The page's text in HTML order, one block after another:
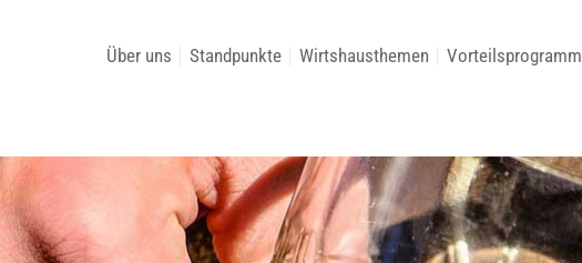
Über uns Standpunkte Wirtshausthemen Vorteilsprogramm